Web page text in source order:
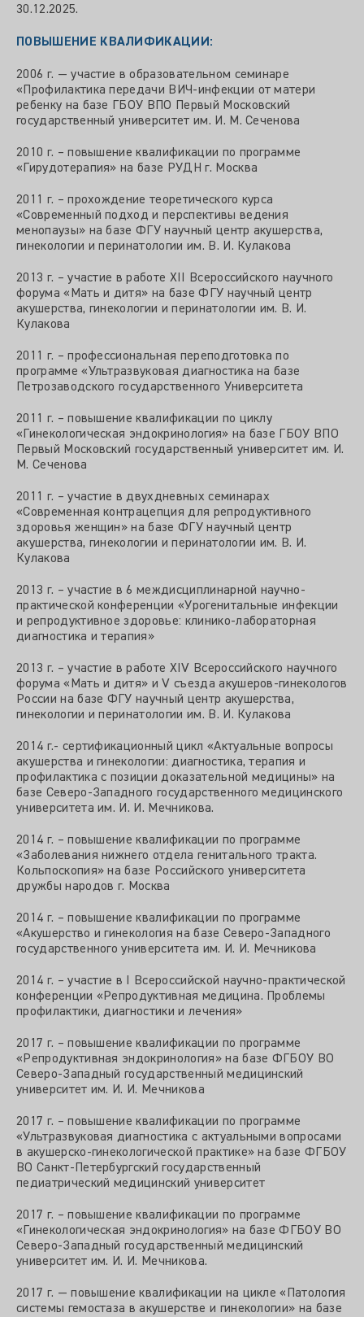
30.12.2025.
ПОВЫШЕНИЕ КВАЛИФИКАЦИИ:
2006 г. — участие в образовательном семинаре
«Профилактика передачи ВИЧ-инфекции от матери
ребенку на базе ГБОУ ВПО Первый Московский
государственный университет им. И. М. Сеченова
2010 г. – повышение квалификации по программе
«Гирудотерапия» на базе РУДН г. Москва
2011 г. – прохождение теоретического курса
«Современный подход и перспективы ведения
менопаузы» на базе ФГУ научный центр акушерства,
гинекологии и перинатологии им. В. И. Кулакова
2013 г. – участие в работе XII Всероссийского научного
форума «Мать и дитя» на базе ФГУ научный центр
акушерства, гинекологии и перинатологии им. В. И.
Кулакова
2011 г. – профессиональная переподготовка по
программе «Ультразвуковая диагностика на базе
Петрозаводского государственного Университета
2011 г. – повышение квалификации по циклу
«Гинекологическая эндокринология» на базе ГБОУ ВПО
Первый Московский государственный университет им. И.
М. Сеченова
2011 г. – участие в двухдневных семинарах
«Современная контрацепция для репродуктивного
здоровья женщин» на базе ФГУ научный центр
акушерства, гинекологии и перинатологии им. В. И.
Кулакова
2013 г. – участие в 6 междисциплинарной научно-
практической конференции «Урогенитальные инфекции
и репродуктивное здоровье: клинико-лабораторная
диагностика и терапия»
2013 г. – участие в работе XIV Всероссийского научного
форума «Мать и дитя» и V съезда акушеров-гинекологов
России на базе ФГУ научный центр акушерства,
гинекологии и перинатологии им. В. И. Кулакова
2014 г.- сертификационный цикл «Актуальные вопросы
акушерства и гинекологии: диагностика, терапия и
профилактика с позиции доказательной медицины» на
базе Северо-Западного государственного медицинского
университета им. И. И. Мечникова.
2014 г. – повышение квалификации по программе
«Заболевания нижнего отдела генитального тракта.
Кольпоскопия» на базе Российского университета
дружбы народов г. Москва
2014 г. – повышение квалификации по программе
«Акушерство и гинекология на базе Северо-Западного
государственного университета им. И. И. Мечникова
2014 г. – участие в I Всероссийской научно-практической
конференции «Репродуктивная медицина. Проблемы
профилактики, диагностики и лечения»
2017 г. – повышение квалификации по программе
«Репродуктивная эндокринология» на базе ФГБОУ ВО
Северо-Западный государственный медицинский
университет им. И. И. Мечникова
2017 г. – повышение квалификации по программе
«Ультразвуковая диагностика с актуальными вопросами
в акушерско-гинекологической практике» на базе ФГБОУ
ВО Санкт-Петербургский государственный
педиатрический медицинский университет
2017 г. – повышение квалификации по программе
«Гинекологическая эндокринология» на базе ФГБОУ ВО
Северо-Западный государственный медицинский
университет им. И. И. Мечникова.
2017 г. — повышение квалификации на цикле «Патология
системы гемостаза в акушерстве и гинекологии» на базе